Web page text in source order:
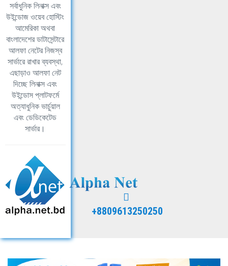
সর্বাধুনিক লিনাক্স এবং
উইন্ডোজ ওয়েব হোস্টিং
আমেরিকা অথবা
বাংলাদেশের ডাটাসেন্টারে
আলফা নেটের নিজস্ব
সার্ভারে রাখার ব্যবস্থা,
এছাড়াও আলফা নেট
দিচ্ছে লিনাক্স এবং
উইন্ডোস প্লাটফর্মে
অত্যাধুনিক ভার্চুয়াল
এবং ডেডিকেটেড
সার্ভার।
+8809613250250